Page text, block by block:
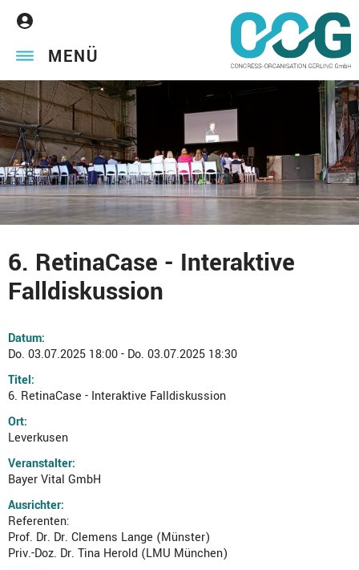
MENÜ
6. RetinaCase - Interaktive
Falldiskussion
Datum:
Do. 03.07.2025 18:00 - Do. 03.07.2025 18:30
Titel:
6. RetinaCase - Interaktive Falldiskussion
Ort:
Leverkusen
Veranstalter:
Bayer Vital GmbH
Ausrichter:
Referenten:
Prof. Dr. Dr. Clemens Lange (Münster)
Priv.-Doz. Dr. Tina Herold (LMU München)